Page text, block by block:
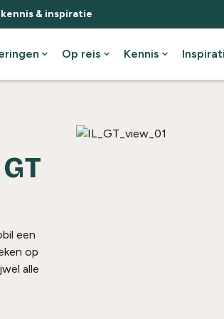
& inspiratie
expand_more Op reis expand_more Kennis expand_more
een
op
alle